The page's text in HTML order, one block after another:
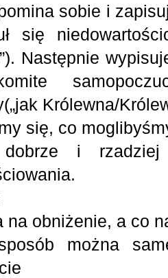
sobie i
się
Następnie
Królewna/
się, co
i rzadziej
na obniżenie, a co
można